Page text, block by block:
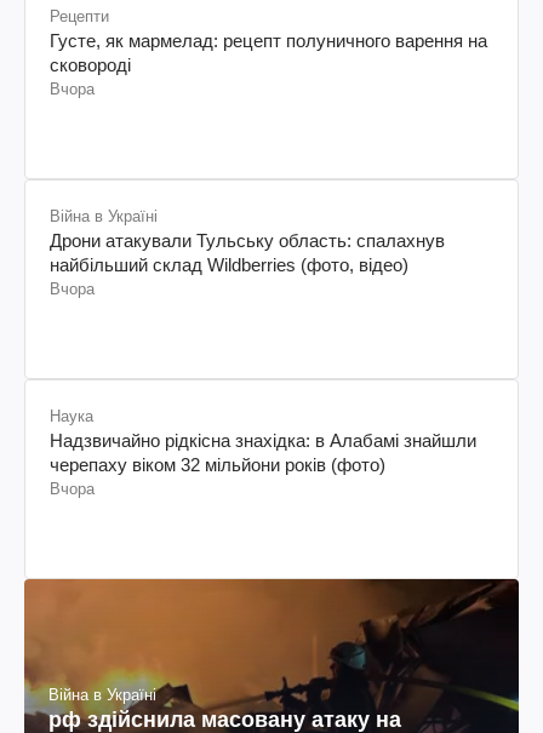
Рецепти
Густе, як мармелад: рецепт полуничного варення на
сковороді
Вчора
Війна в Україні
Дрони атакували Тульську область: спалахнув
найбільший склад Wildberries (фото, відео)
Вчора
Наука
Надзвичайно рідкісна знахідка: в Алабамі знайшли
черепаху віком 32 мільйони років (фото)
Вчора
Війна в Україні
рф здійснила масовану атаку на